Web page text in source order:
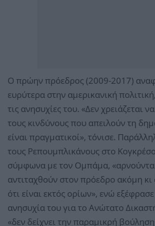
Ο πρώην πρόεδρος (2009-2017)
ευρύτερα στην αμερικανική
τις ανησυχίες του. «Δεν χρειάζεται
τους κινδύνους που απειλούν τη
είναι πραγματικοί», τόνισε.
τους Ρεπουμπλικάνους στο
σύμφωνα με τον Ομπάμα,
αντιταχθούν στον πρόεδρο ακόμη
ότι είναι εκτός ορίων», ενώ
ανησυχία του για το Ανώτατο
«δεν δείχνει την παραμικρή βούληση